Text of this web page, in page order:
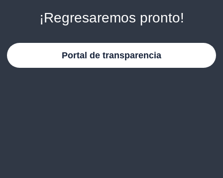
¡Regresaremos pronto!
Portal de transparencia